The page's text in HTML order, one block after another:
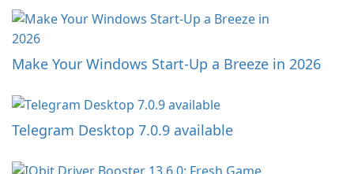
Make Your Windows Start-Up a Breeze in 2026
Telegram Desktop 7.0.9 available